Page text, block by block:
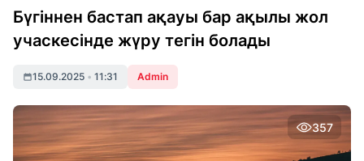
Бүгіннен бастап ақауы бар ақылы жол
учаскесінде жүру тегін болады
15.09.2025 • 11:31 Admin
357